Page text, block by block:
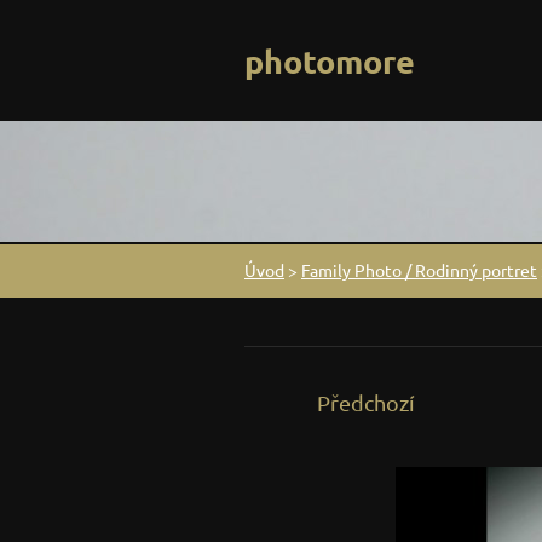
photomore
Úvod > Family Photo / Rodinný portret
Předchozí